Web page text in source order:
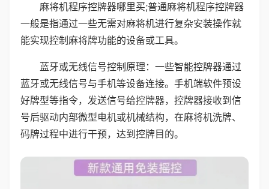
麻将机程序控牌器哪里买;普通麻将机程序控牌器
一般是指通过一些无需对麻将机进行复杂安装操作就
能实现控制麻将牌功能的设备或工具。
蓝牙或无线信号控制原理：一些智能控牌器通过
蓝牙或无线信号与手机等设备连接。手机端软件预设
好牌型等指令，发送信号给控牌器，控牌器接收到信
号后驱动内部微型电机或机械结构，在麻将机洗牌、
码牌过程中进行干预，达到控牌目的。